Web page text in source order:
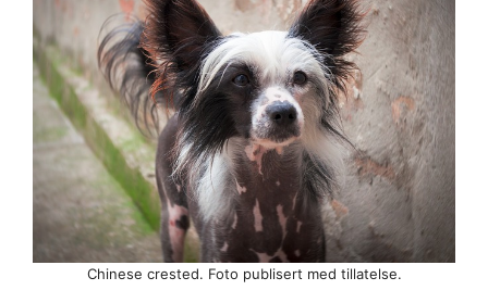
Chinese crested. Foto publisert med tillatelse.